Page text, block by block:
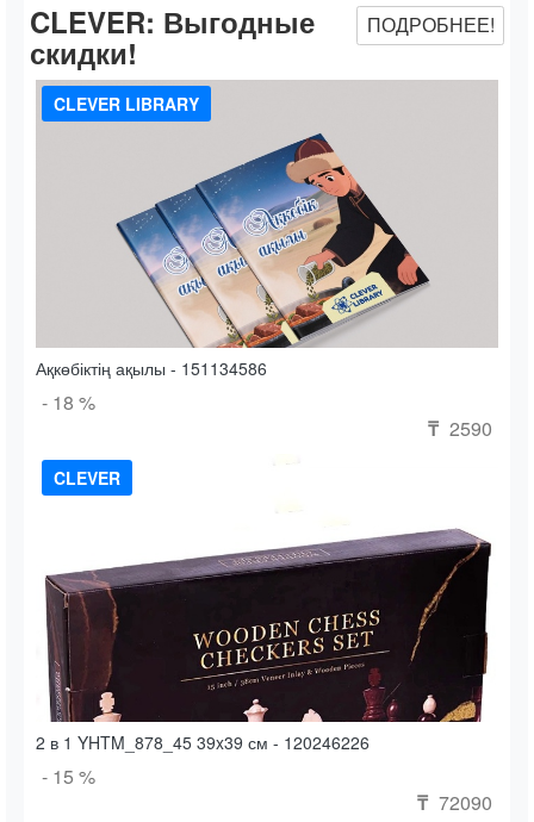
CLEVER: Выгодные
скидки!
ПОДРОБНЕЕ!
CLEVER LIBRARY
Ақкөбіктің ақылы - 151134586
- 18 %
₸ 2590
CLEVER
2 в 1 YHTM_878_45 39x39 см - 120246226
- 15 %
₸ 72090